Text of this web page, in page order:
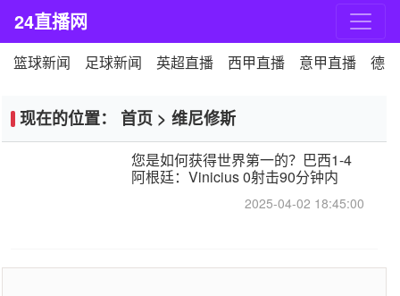
24直播网
篮球新闻 足球新闻 英超直播 西甲直播 意甲直播 德
现在的位置： 首页 > 维尼修斯
您是如何获得世界第一的？巴西1-4
阿根廷：Vinicius 0射击90分钟内
2025-04-02 18:45:00